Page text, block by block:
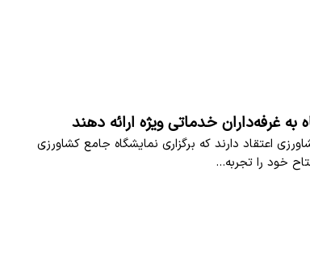
به غرفه‌داران خدماتی ویژه ارائه دهند
اعتقاد دارند که برگزاری نمایشگاه جامع کشاورزی
خود را تجربه…